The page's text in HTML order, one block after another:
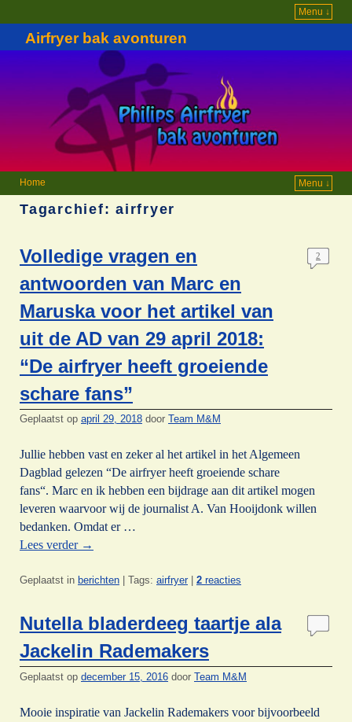
Menu ↓
Airfryer bak avonturen
Home Menu ↓
Tagarchief:airfryer
Volledige vragen en
antwoorden van Marc en
Maruska voor het artikel van
uit de AD van 29 april 2018:
“De airfryer heeft groeiende
schare fans”
Geplaatst op april 29, 2018 door Team M&M
2
Jullie hebben vast en zeker al het artikel in het Algemeen
Dagblad gelezen “De airfryer heeft groeiende schare
fans“. Marc en ik hebben een bijdrage aan dit artikel mogen
leveren waarvoor wij de journalist A. Van Hooijdonk willen
bedanken. Omdat er …
Lees verder →
Geplaatst in berichten Tags: airfryer| 2 reacties
Nutella bladerdeeg taartje ala
Jackelin Rademakers
Geplaatst op december 15, 2016 door Team M&M
Mooie inspiratie van Jackelin Rademakers voor bijvoorbeeld